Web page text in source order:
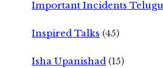
Important Incidents Telugu
Inspired Talks (45)
Isha Upanishad (15)